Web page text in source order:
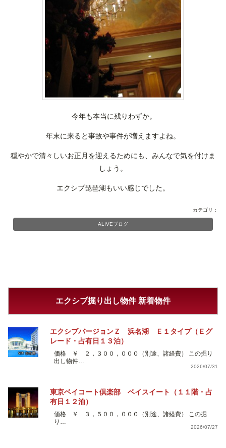
今年も本当に残りわずか。
年末に来ると事故や事件が増えますよね。
穏やかで清々しいお正月を迎えるためにも、みんなで気を付けま
しょう。
エクシブ琵琶湖もいい感じでした。
カテゴリ：
ALIVEブログ
エクシブ掘り出し物件 新着物件
エクシブバージョンＺ 浜名湖 Ｅ１タイプ（Ｅグ
レード・占有日１３泊）
価格 ￥ ２，３００，０００（別途、諸経費） この掘り
出し物件…
2026/07/31
東京ベイコート倶楽部 ベイスイート（１１階・占
有日１２泊）
価格 ￥ ３，５００，０００（別途、諸経費） この掘
り…
2026/07/27